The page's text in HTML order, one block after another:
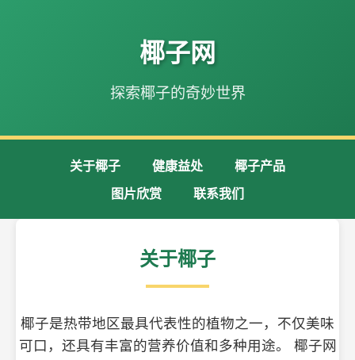
椰子网
探索椰子的奇妙世界
关于椰子 健康益处
椰子产品
图片欣赏
联系我们
关于椰子
椰子是热带地区最具代表性的植物之一，不仅美味
可口，还具有丰富的营养价值和多种用途。 椰子网